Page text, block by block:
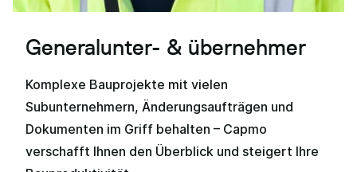
Generalunter- & übernehmer
Komplexe Bauprojekte mit vielen
Subunternehmern, Änderungsaufträgen und
Dokumenten im Griff behalten – Capmo
verschafft Ihnen den Überblick und steigert Ihre